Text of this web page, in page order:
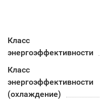
Класс
энергоэффективности
Класс
энергоэффективности
(охлаждение)